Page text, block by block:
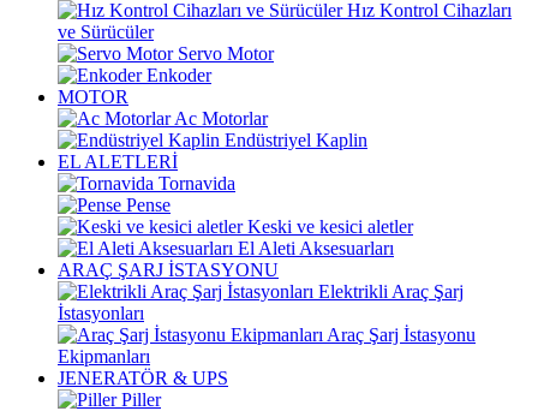
Hız Kontrol Cihazları
ve Sürücüler
Servo Motor
Enkoder
MOTOR
Ac Motorlar
Endüstriyel Kaplin
EL ALETLERİ
Tornavida
Pense
Keski ve kesici aletler
El Aleti Aksesuarları
ARAÇ ŞARJ İSTASYONU
Elektrikli Araç Şarj
İstasyonları
Araç Şarj İstasyonu
Ekipmanları
JENERATÖR & UPS
Piller